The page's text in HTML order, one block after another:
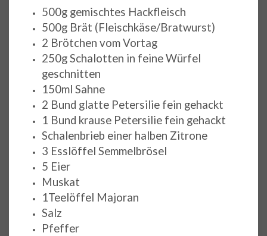
500g gemischtes Hackfleisch
500g Brät (Fleischkäse/Bratwurst)
2 Brötchen vom Vortag
250g Schalotten in feine Würfel
geschnitten
150ml Sahne
2 Bund glatte Petersilie fein gehackt
1 Bund krause Petersilie fein gehackt
Schalenbrieb einer halben Zitrone
3 Esslöffel Semmelbrösel
5 Eier
Muskat
1Teelöffel Majoran
Salz
Pfeffer